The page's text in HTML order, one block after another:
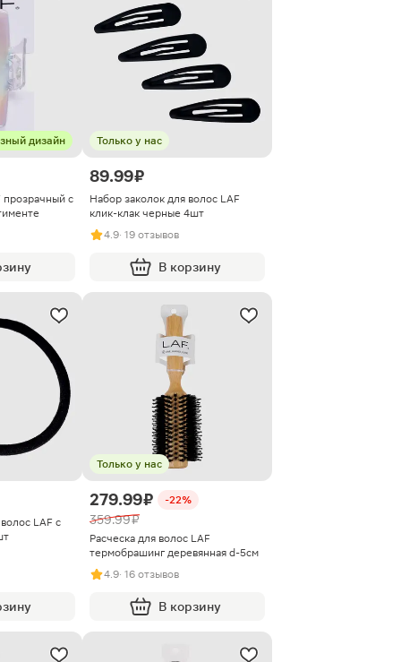
дизайн
прозрачный с
Только у нас
89.99 ₽
Набор заколок для волос LAF
клик-клак черные 4шт
4.9· 19 отзывов
В корзину
LAF с
Только у нас
279.99 ₽ -22%
359.99 ₽
Расческа для волос LAF
термобрашинг деревянная d-5см
4.9· 16 отзывов
В корзину